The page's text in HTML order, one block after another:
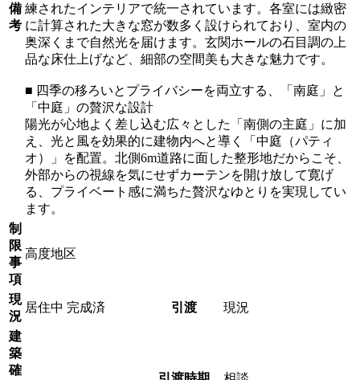
備
考
練されたインテリアで統一されています。各室には緻密
に計算された大きな窓が数多く設けられており、室内の
奥深くまで自然光を届けます。玄関ホールの石目調の上
品な床仕上げなど、細部の空間美も大きな魅力です。
■ 四季の移ろいとプライバシーを両立する、「南庭」と
「中庭」の贅沢な設計
陽光が心地よく差し込む広々とした「南側の主庭」に加
え、光と風を効果的に建物内へと導く「中庭（パティ
オ）」を配置。北側6m道路に面した整形地だからこそ、
外部からの視線を気にせずカーテンを開け放して寛げ
る、プライベート感に満ちた贅沢なゆとりを実現してい
ます。
制
限
事
項
高度地区
現
況
居住中 完成済 引渡 現況
建
築
確